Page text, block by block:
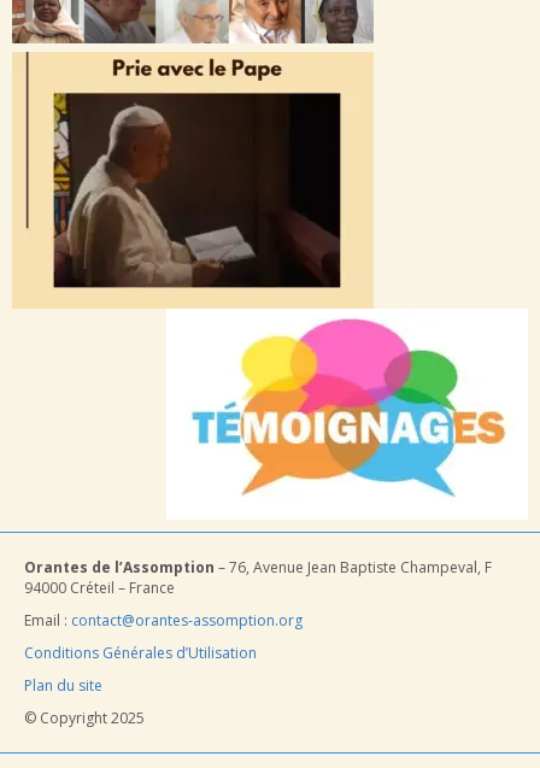
Orantes de l’Assomption – 76, Avenue Jean Baptiste Champeval, F
94000 Créteil – France
Email : contact@orantes-assomption.org
Conditions Générales d’Utilisation
Plan du site
© Copyright 2025